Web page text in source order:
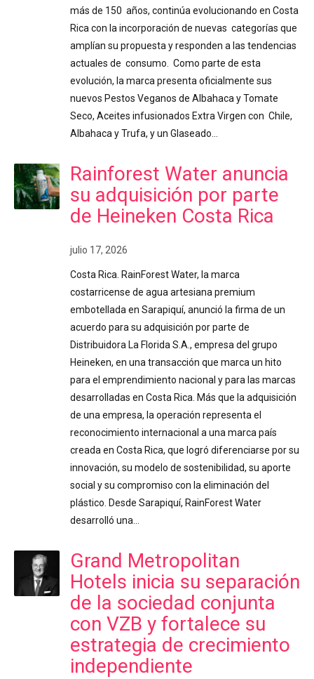
más de 150 años, continúa evolucionando en Costa
Rica con la incorporación de nuevas categorías que
amplían su propuesta y responden a las tendencias
actuales de consumo. Como parte de esta
evolución, la marca presenta oficialmente sus
nuevos Pestos Veganos de Albahaca y Tomate
Seco, Aceites infusionados Extra Virgen con Chile,
Albahaca y Trufa, y un Glaseado…
Rainforest Water anuncia
su adquisición por parte
de Heineken Costa Rica
julio 17, 2026
Costa Rica. RainForest Water, la marca
costarricense de agua artesiana premium
embotellada en Sarapiquí, anunció la firma de un
acuerdo para su adquisición por parte de
Distribuidora La Florida S.A., empresa del grupo
Heineken, en una transacción que marca un hito
para el emprendimiento nacional y para las marcas
desarrolladas en Costa Rica. Más que la adquisición
de una empresa, la operación representa el
reconocimiento internacional a una marca país
creada en Costa Rica, que logró diferenciarse por su
innovación, su modelo de sostenibilidad, su aporte
social y su compromiso con la eliminación del
plástico. Desde Sarapiquí, RainForest Water
desarrolló una…
Grand Metropolitan
Hotels inicia su separación
de la sociedad conjunta
con VZB y fortalece su
estrategia de crecimiento
independiente